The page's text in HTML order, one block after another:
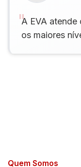
"A EVA atende
os maiores
Quem Somos